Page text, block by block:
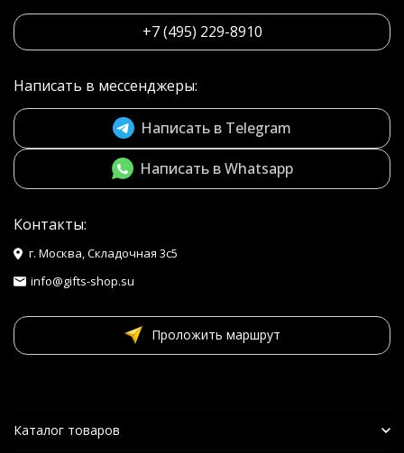
+7 (495) 229-8910
Написать в мессенджеры:
Написать в Telegram
Написать в Whatsapp
Контакты:
г. Москва, Складочная 3с5
info@gifts-shop.su
Проложить маршрут
Каталог товаров